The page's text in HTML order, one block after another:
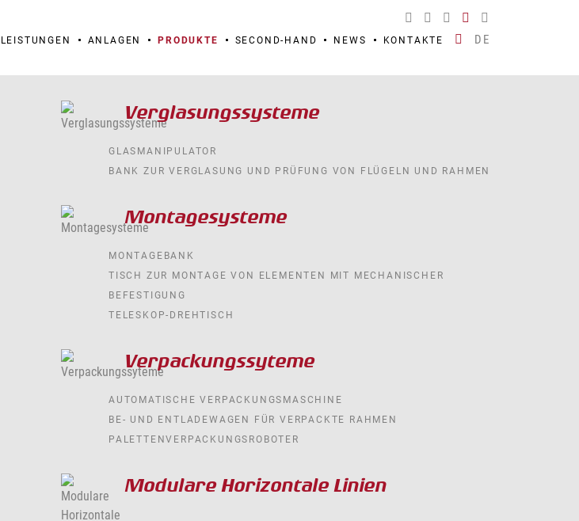
ANLAGEN PRODUKTE SECOND-HAND NEWS KONTAKTE DE
Verglasungssysteme
GLASMANIPULATOR
BANK ZUR VERGLASUNG UND PRÜFUNG VON FLÜGELN UND RAHMEN
Montagesysteme
MONTAGEBANK
TISCH ZUR MONTAGE VON ELEMENTEN MIT MECHANISCHER
BEFESTIGUNG
TELESKOP-DREHTISCH
Verpackungssyteme
AUTOMATISCHE VERPACKUNGSMASCHINE
BE- UND ENTLADEWAGEN FÜR VERPACKTE RAHMEN
PALETTENVERPACKUNGSROBOTER
Modulare Horizontale Linien